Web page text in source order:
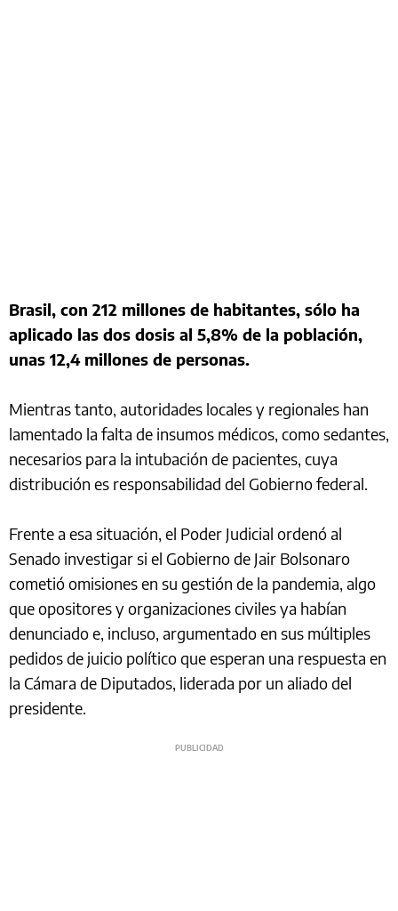
Brasil, con 212 millones de habitantes, sólo ha
aplicado las dos dosis al 5,8% de la población,
unas 12,4 millones de personas.
Mientras tanto, autoridades locales y regionales han
lamentado la falta de insumos médicos, como sedantes,
necesarios para la intubación de pacientes, cuya
distribución es responsabilidad del Gobierno federal.
Frente a esa situación, el Poder Judicial ordenó al
Senado investigar si el Gobierno de Jair Bolsonaro
cometió omisiones en su gestión de la pandemia, algo
que opositores y organizaciones civiles ya habían
denunciado e, incluso, argumentado en sus múltiples
pedidos de juicio político que esperan una respuesta en
la Cámara de Diputados, liderada por un aliado del
presidente.